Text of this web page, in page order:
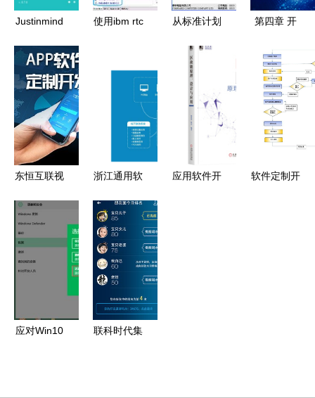
Justinmind
v8.7.8 精细
化原型设计
的专业利器
——赋能应
用软件开发
全流程
使用ibm rtc
日常开发任
从标准计划
探索会计系
统软件的设
计与开发脉
第四章 开
件开发的高
效协作与实
践——应用
软件开发
东恒互联视
市场前景解
析——风起
云涌中的机
浙江通用软
业应用实践
的深度融合
设计
应用软件开
软件定制开
应对Win10
联科时代集